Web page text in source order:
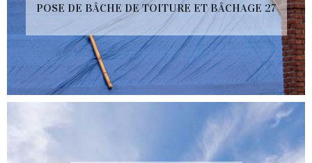
POSE DE BÂCHE DE TOITURE ET BÂCHAGE 27